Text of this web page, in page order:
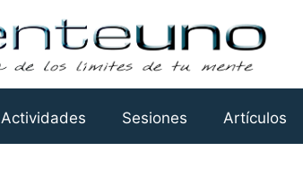
Actividades Sesiones Artículos